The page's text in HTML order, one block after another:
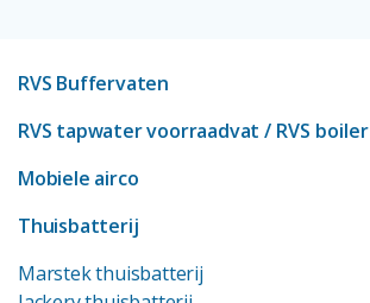
RVS Buffervaten
RVS tapwater voorraadvat / RVS boiler
Mobiele airco
Thuisbatterij
Marstek thuisbatterij